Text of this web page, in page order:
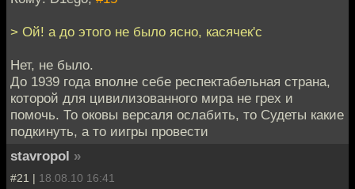
> Ой! а до этого не было ясно, касячек'c
Нет, не было.
До 1939 года вполне себе респектабельная страна,
которой для цивилизованного мира не грех и
помочь. То оковы версаля ослабить, то Судеты какие
подкинуть, а то иигры провести
stavropol »
#21 | 18.08.10 16:41